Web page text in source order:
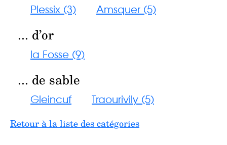
Plessix (3) Amsquer (5)
... d’or
la Fosse (9)
... de sable
Gleincuf Traourivily (5)
Retour à la liste des catégories